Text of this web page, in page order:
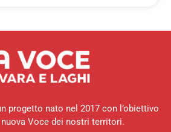
progetto nato nel 2017 con l’obiettivo
Voce dei nostri territori.